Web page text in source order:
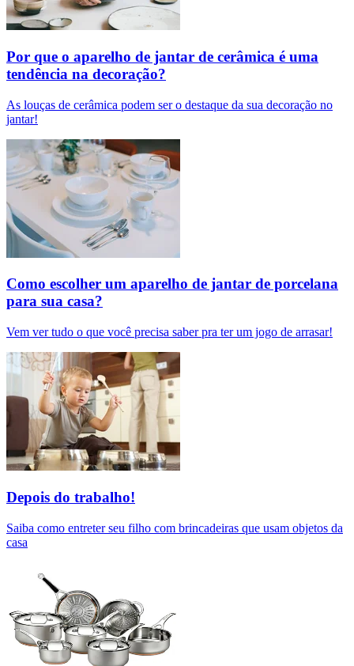
Por que o aparelho de jantar de cerâmica é uma
tendência na decoração?
As louças de cerâmica podem ser o destaque da sua decoração no
jantar!
Como escolher um aparelho de jantar de porcelana
para sua casa?
Vem ver tudo o que você precisa saber pra ter um jogo de arrasar!
Depois do trabalho!
Saiba como entreter seu filho com brincadeiras que usam objetos da
casa